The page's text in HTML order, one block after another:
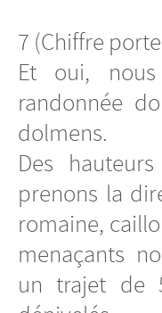
7 (Chiffre
Et oui,
randonnée
dolmens.
Des
prenons la
romaine,
menaçants
un trajet de